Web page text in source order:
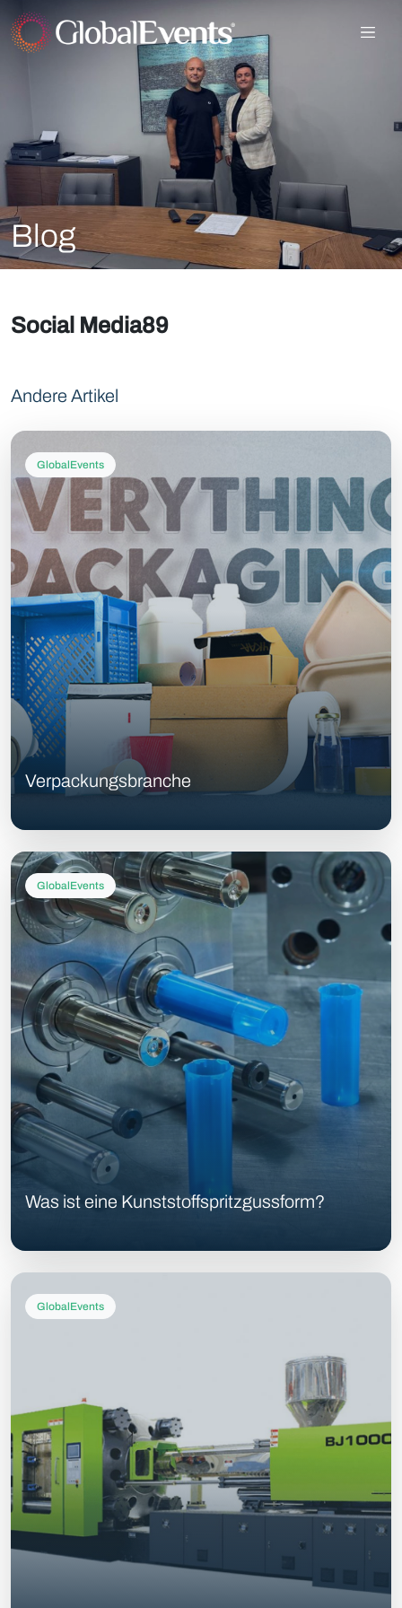
Blog
Social Media89
Andere Artikel
GlobalEvents
Verpackungsbranche
GlobalEvents
Was ist eine Kunststoffspritzgussform?
GlobalEvents